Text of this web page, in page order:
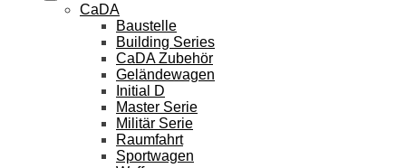
CaDA
Baustelle
Building Series
CaDA Zubehör
Geländewagen
Initial D
Master Serie
Militär Serie
Raumfahrt
Sportwagen